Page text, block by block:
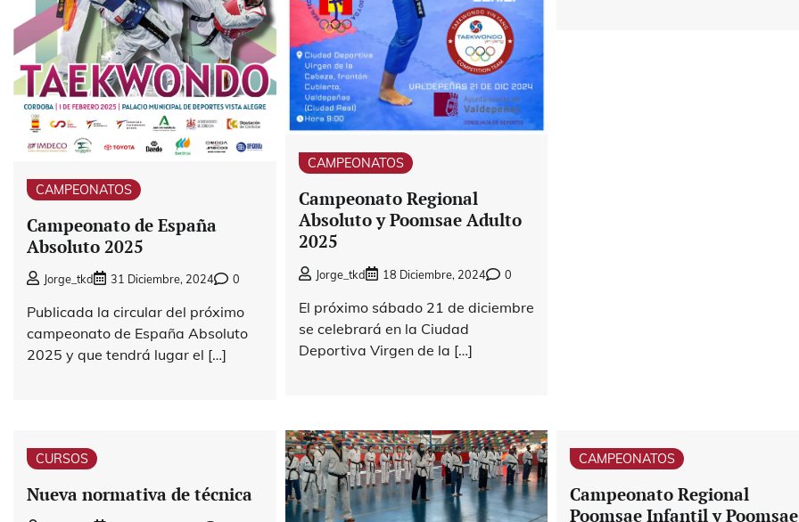
CAMPEONATOS
Campeonato de España
Absoluto 2025
Jorge_tkd 31 Diciembre, 2024 0
Publicada la circular del próximo
campeonato de España Absoluto
2025 y que tendrá lugar el […]
CAMPEONATOS
Campeonato Regional
Absoluto y Poomsae Adulto
2025
Jorge_tkd 18 Diciembre, 2024 0
El próximo sábado 21 de diciembre
se celebrará en la Ciudad
Deportiva Virgen de la […]
CURSOS
Nueva normativa de técnica
CAMPEONATOS
Campeonato Regional
Poomsae Infantil y Poomsae